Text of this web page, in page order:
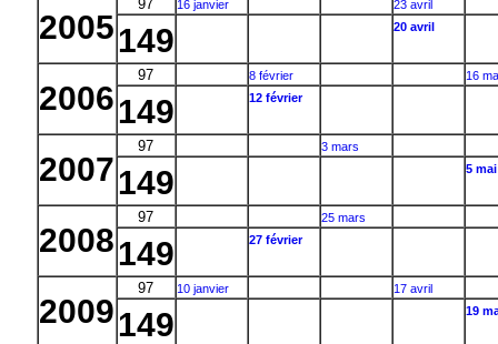
2005
97 16 janvier 23 avril
149 20 avril
2006
97 8 février 16
149 12 février
2007
97 3 mars
149 5 mai
2008
97 25 mars
149 27 février
2009
97 10 janvier 17 avril
149 19